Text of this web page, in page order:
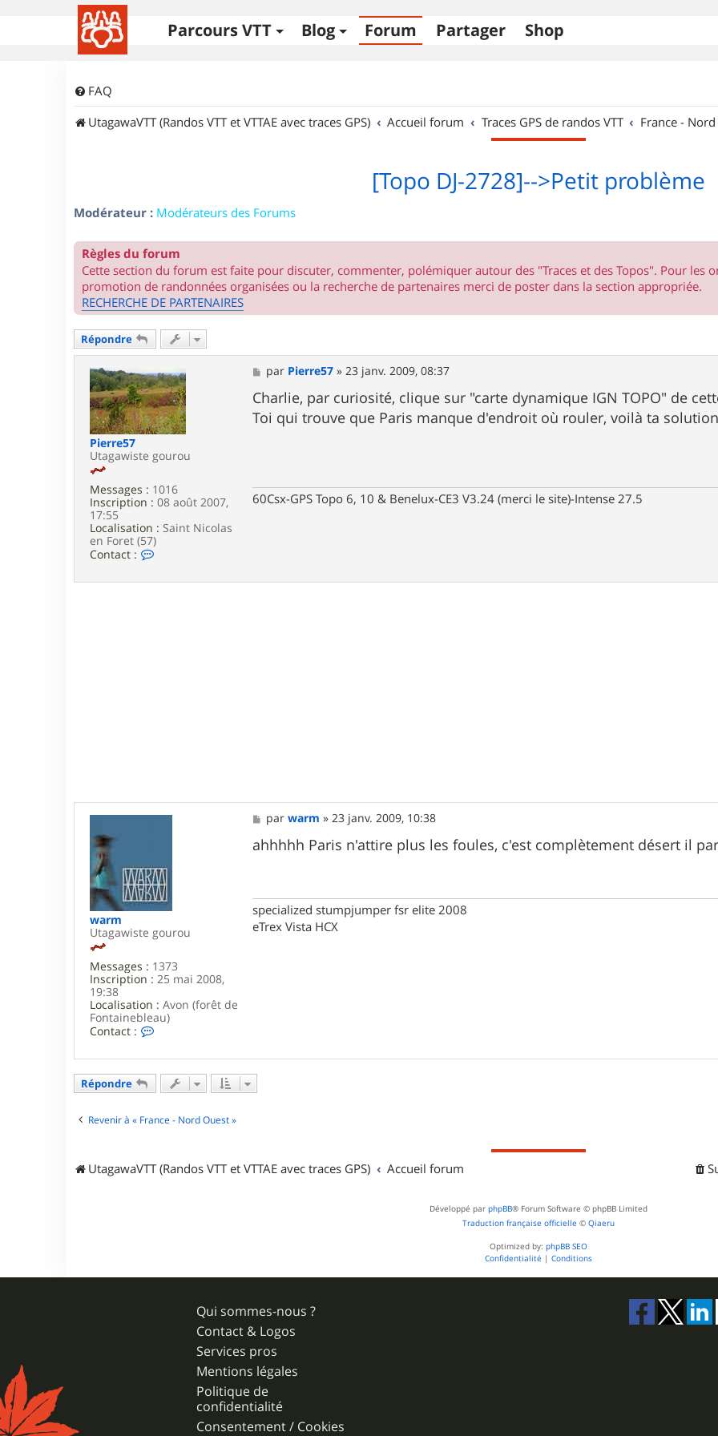
Parcours VTT Blog Forum Partager Shop
FAQ
UtagawaVTT (Randos VTT et VTTAE avec traces GPS)
Accueil forum Traces GPS de randos VTT France -
[Topo DJ-2728]-->Petit problème
Modérateur : Modérateurs des Forums
Règles du forum
Cette section du forum est faite pour discuter, commenter, polémiquer autour des "Traces et des Topos". Pour les
promotion de randonnées organisées ou la recherche de partenaires merci de poster dans la section appropriée.
RECHERCHE DE PARTENAIRES
Répondre
Pierre57
Utagawiste gourou
Messages : 1016
Inscription : 08 août 2007,
17:55
Localisation : Saint Nicolas
en Foret (57)
Contact :
M
e
s
s
a
par Pierre57 »23 janv. 2009, 08:37
Charlie, par curiosité, clique sur "carte dynamique IGN TOPO" de
Toi qui trouve que Paris manque d'endroit où rouler, voilà ta
60Csx-GPS Topo 6, 10 & Benelux-CE3 V3.24 (merci le site)-Intense 27.5
warm
Utagawiste gourou
Messages : 1373
Inscription : 25 mai 2008,
19:38
Localisation : Avon (forêt de
Fontainebleau)
Contact :
n
c
e
r
M
e
s
s
parwarm »23 janv. 2009, 10:38
ahhhhh Paris n'attire plus les foules, c'est complètement désert il
specialized stumpjumper fsr elite 2008
eTrex Vista HCX
Répondre
Revenir à « France - Nord Ouest »
UtagawaVTT (Randos VTT et VTTAE avec traces GPS) Accueil forum
Développé par phpBB® Forum Software © phpBB Limited
Traduction française officielle © Qiaeru
Optimized by: phpBB SEO
Confidentialité | Conditions
Qui sommes-nous ?
Contact & Logos
Services pros
Mentions légales
Politique de
confidentialité
Consentement / Cookies